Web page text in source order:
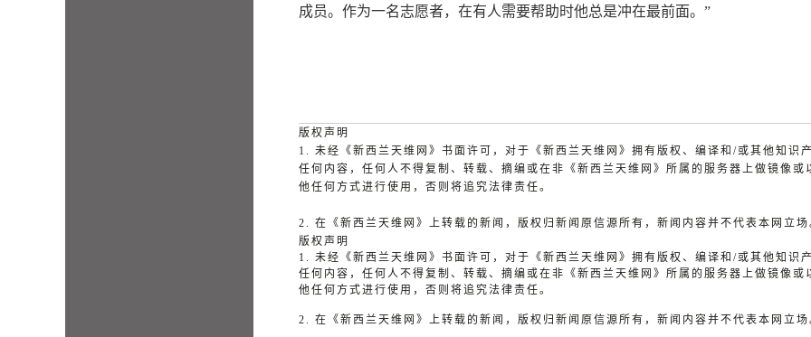
成员。作为一名志愿者，在有人需要帮助时他总是冲在最前面。”
版权声明
1. 未经《新西兰天维网》书面许可，对于《新西兰天维网》拥有版权、编译和/或其他知识
任何内容，任何人不得复制、转载、摘编或在非《新西兰天维网》所属的服务器上做镜像或
他任何方式进行使用，否则将追究法律责任。
2. 在《新西兰天维网》上转载的新闻，版权归新闻原信源所有，新闻内容并不代表本网立场
版权声明
1. 未经《新西兰天维网》书面许可，对于《新西兰天维网》拥有版权、编译和/或其他知识
任何内容，任何人不得复制、转载、摘编或在非《新西兰天维网》所属的服务器上做镜像或
他任何方式进行使用，否则将追究法律责任。
2. 在《新西兰天维网》上转载的新闻，版权归新闻原信源所有，新闻内容并不代表本网立场